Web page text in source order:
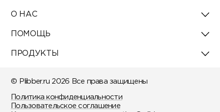
О НАС
ПОМОЩЬ
ПРОДУКТЫ
© Plibber.ru 2026 Все права защищены
Политика конфиденциальности
Пользовательское соглашение